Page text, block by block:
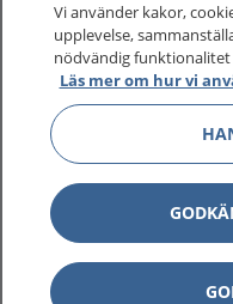
Vi använder kakor,
upplevelse,
nödvändig funktionalitet
Läs mer om hur vi